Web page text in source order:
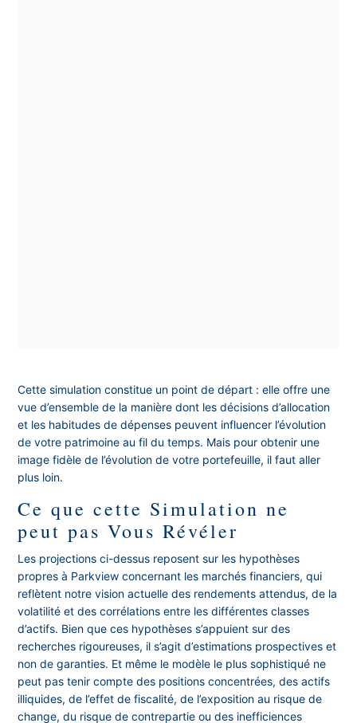
Cette simulation constitue un point de départ : elle offre une
vue d’ensemble de la manière dont les décisions d’allocation
et les habitudes de dépenses peuvent influencer l’évolution
de votre patrimoine au fil du temps. Mais pour obtenir une
image fidèle de l’évolution de votre portefeuille, il faut aller
plus loin.
Ce que cette Simulation ne
peut pas Vous Révéler
Les projections ci-dessus reposent sur les hypothèses
propres à Parkview concernant les marchés financiers, qui
reflètent notre vision actuelle des rendements attendus, de la
volatilité et des corrélations entre les différentes classes
d’actifs. Bien que ces hypothèses s’appuient sur des
recherches rigoureuses, il s’agit d’estimations prospectives et
non de garanties. Et même le modèle le plus sophistiqué ne
peut pas tenir compte des positions concentrées, des actifs
illiquides, de l’effet de fiscalité, de l’exposition au risque de
change, du risque de contrepartie ou des inefficiences